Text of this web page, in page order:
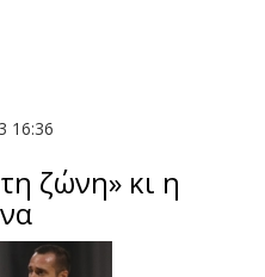
16:36
ζώνη» κι η